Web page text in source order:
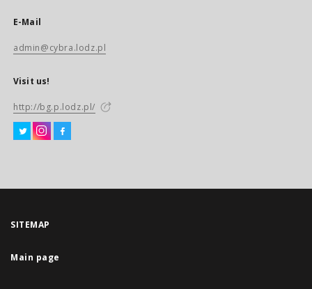
E-Mail
admin@cybra.lodz.pl
Visit us!
http://bg.p.lodz.pl/
SITEMAP
Main page